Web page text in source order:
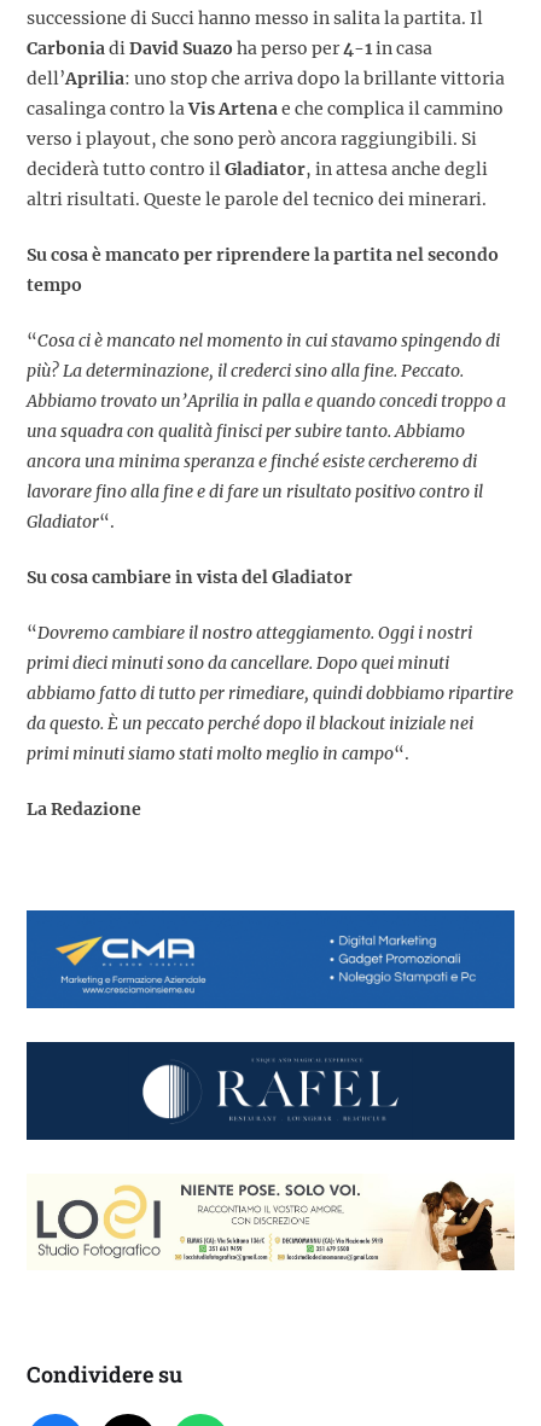
successione di Succi hanno messo in salita la partita. Il
CarboniadiDavid Suazo ha perso per4-1in casa
dell’Aprilia: uno stop che arriva dopo la brillante vittoria
casalinga contro laVis Artenae che complica il cammino
verso i playout, che sono però ancora raggiungibili. Si
deciderà tutto contro ilGladiator, in attesa anche degli
altri risultati. Queste le parole del tecnico dei minerari.
Su cosa è mancato per riprendere la partita nel secondo
tempo
“Cosa ci è mancato nel momento in cui stavamo spingendo di
più? La determinazione, il crederci sino alla fine. Peccato.
Abbiamo trovato un’Aprilia in palla e quando concedi troppo a
una squadra con qualità finisci per subire tanto. Abbiamo
ancora una minima speranza e finché esiste cercheremo di
lavorare fino alla fine e di fare un risultato positivo contro il
Gladiator“.
Su cosa cambiare in vista del Gladiator
“Dovremo cambiare il nostro atteggiamento. Oggi i nostri
primi dieci minuti sono da cancellare. Dopo quei minuti
abbiamo fatto di tutto per rimediare, quindi dobbiamo ripartire
da questo. È un peccato perché dopo il blackout iniziale nei
primi minuti siamo stati molto meglio in campo“.
La Redazione
Condividere su